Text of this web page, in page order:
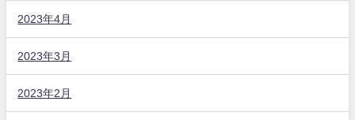
2023年4月
2023年3月
2023年2月